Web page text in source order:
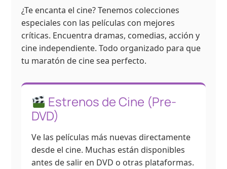
¿Te encanta el cine? Tenemos colecciones
especiales con las películas con mejores
críticas. Encuentra dramas, comedias, acción y
cine independiente. Todo organizado para que
tu maratón de cine sea perfecto.
Estrenos de Cine (Pre-
DVD)
Ve las películas más nuevas directamente
desde el cine. Muchas están disponibles
antes de salir en DVD o otras plataformas.